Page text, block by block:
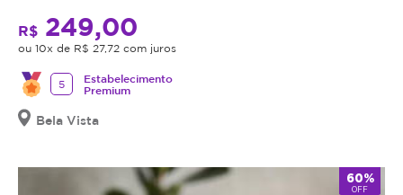
R$ 249,00
ou 10x de R$ 27,72 com juros
5
Estabelecimento
Premium
Bela Vista
60%
OFF